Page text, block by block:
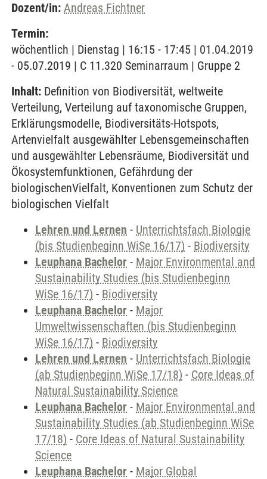
Dozent/in: Andreas Fichtner
Termin:
wöchentlich | Dienstag | 16:15 - 17:45 | 01.04.2019
- 05.07.2019 | C 11.320 Seminarraum | Gruppe 2
Inhalt: Definition von Biodiversität, weltweite
Verteilung, Verteilung auf taxonomische Gruppen,
Erklärungsmodelle, Biodiversitäts-Hotspots,
Artenvielfalt ausgewählter Lebensgemeinschaften
und ausgewählter Lebensräume, Biodiversität und
Ökosystemfunktionen, Gefährdung der
biologischenVielfalt, Konventionen zum Schutz der
biologischen Vielfalt
Lehren und Lernen - Unterrichtsfach Biologie
(bis Studienbeginn WiSe 16/17) - Biodiversity
Leuphana Bachelor - Major Environmental and
Sustainability Studies (bis Studienbeginn
WiSe 16/17) - Biodiversity
Leuphana Bachelor - Major
Umweltwissenschaften (bis Studienbeginn
WiSe 16/17) - Biodiversity
Lehren und Lernen - Unterrichtsfach Biologie
(ab Studienbeginn WiSe 17/18) - Core Ideas of
Natural Sustainability Science
Leuphana Bachelor - Major Environmental and
Sustainability Studies (ab Studienbeginn WiSe
17/18) - Core Ideas of Natural Sustainability
Science
Leuphana Bachelor - Major Global